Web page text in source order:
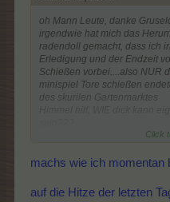
oh Mann Leute, danke
irgendwie hat mich das
radendoll gemacht, dass ich
Erledigung und der Endzeit
Schießen vorbei....also NUR
minispiel Tore schießen
des skurilen Gartenmarktes
Click
machs wie ich momentan
auf die Hitze der letzten